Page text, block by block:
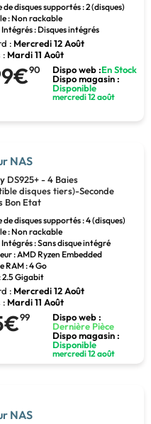
disques supportés : 2 (disques)
: Non rackable
Intégrés : Disques intégrés
: Mercredi 12 Août
: Mardi 11 Août
90 Dispo web :En Stock
Dispo magasin :
Disponible
mercredi 12 août
NAS
DS925+ - 4 Baies
disques tiers)-Seconde
Bon Etat
disques supportés : 4 (disques)
: Non rackable
Intégrés : Sans disque intégré
: AMD Ryzen Embedded
RAM : 4 Go
2.5 Gigabit
: Mercredi 12 Août
: Mardi 11 Août
99
Dispo web :
Dernière Pièce
Dispo magasin :
Disponible
mercredi 12 août
NAS